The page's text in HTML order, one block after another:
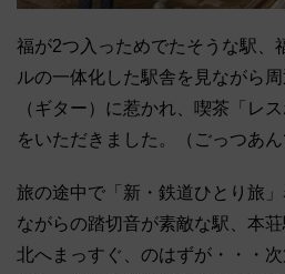
福が2つ入っためでたそうな駅、
ルの一体化した駅舎を見ながら
（ギター）に惹かれ、喫茶「レ
をいただきました。（ごっつあん
旅の途中で「新・鉄道ひとり旅
ながらの踏切音が素敵な駅、本
北へまっすぐ、のはずが・・・